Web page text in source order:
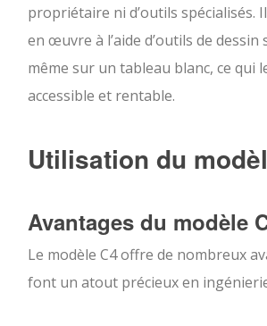
propriétaire ni d’outils spécialisés.
en œuvre à l’aide d’outils de dessin
même sur un tableau blanc, ce qui
accessible et rentable.
Utilisation du
Avantages du modèle
Le modèle C4 offre de nombreux
font un atout précieux en